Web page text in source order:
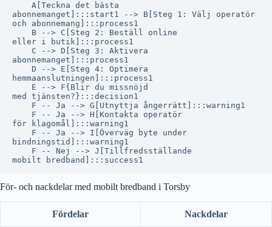
    A[Teckna det bästa
abonnemanget]:::start1 --> B[Steg 1: Välj operatör
och abonnemang]:::process1
    B --> C[Steg 2: Beställ online
eller i butik]:::process1
    C --> D[Steg 3: Aktivera
abonnemanget]:::process1
    D --> E[Steg 4: Optimera
hemmaanslutningen]:::process1
    E --> F{Blir du missnöjd
med tjänsten?}:::decision1
    F -- Ja --> G[Utnyttja ångerrätt]:::warning1
    F -- Ja --> H[Kontakta operatör
för klagomål]:::warning1
    F -- Ja --> I[Överväg byte under
bindningstid]:::warning1
    F -- Nej --> J[Tillfredsställande
För- och nackdelar med mobilt bredband i Torsby
Fördelar Nackdelar